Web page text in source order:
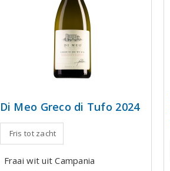
Di Meo Greco di Tufo 2024
Fris tot zacht
Fraai wit uit Campania